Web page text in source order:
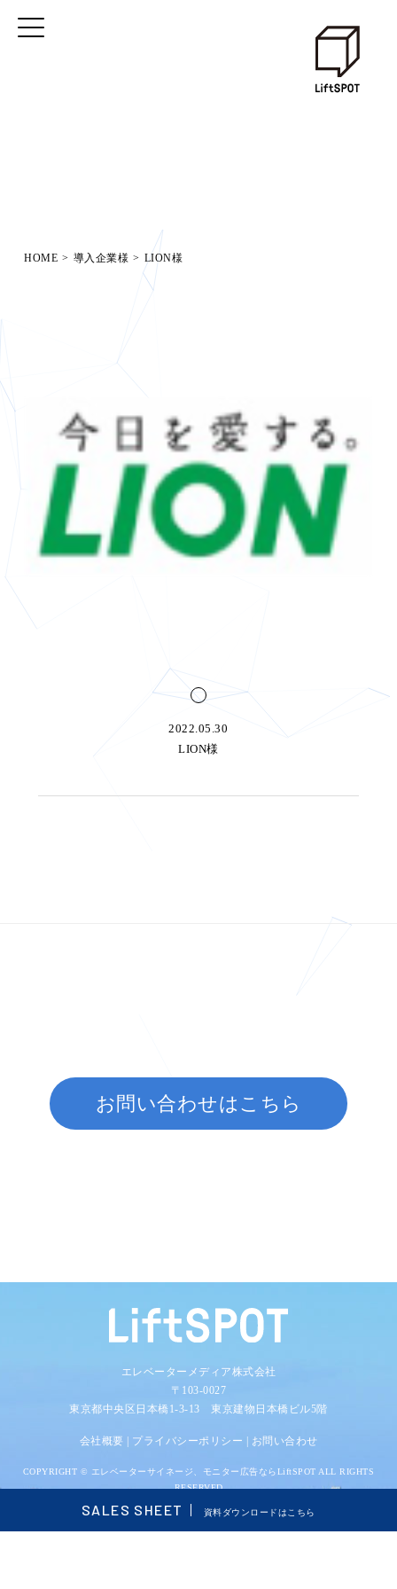
SALES SHEET 資料ダウンロードはこちら
HOME > 導入企業様 > LION様
2022.05.30
LION様
お問い合わせはこちら
エレベーターメディア株式会社
〒103-0027
東京都中央区日本橋1-3-13 東京建物日本橋ビル5階
会社概要 プライバシーポリシー お問い合わせ
COPYRIGHT © エレベーターサイネージ、モニター広告ならLiftSPOT ALL RIGHTS
RESERVED